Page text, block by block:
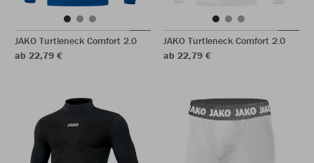
JAKO Turtleneck Comfort 2.0
ab 22,79 €
JAKO Turtleneck Comfort 2.0
ab 22,79 €